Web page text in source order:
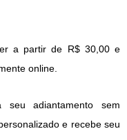
a partir de R$ 30,00 e
online.
adiantamento sem
e recebe seu